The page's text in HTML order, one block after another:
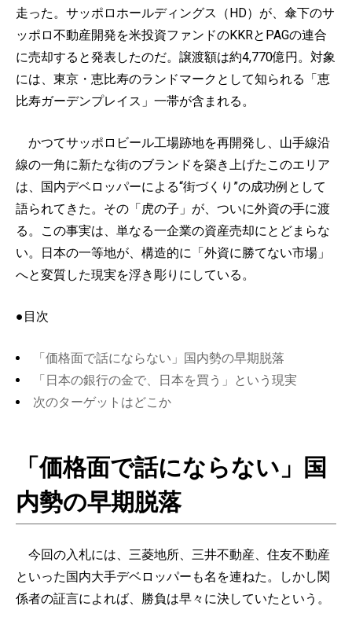
走った。サッポロホールディングス（HD）が、傘下のサ
ッポロ不動産開発を米投資ファンドのKKRとPAGの連合
に売却すると発表したのだ。譲渡額は約4,770億円。対象
には、東京・恵比寿のランドマークとして知られる「恵
比寿ガーデンプレイス」一帯が含まれる。
かつてサッポロビール工場跡地を再開発し、山手線沿
線の一角に新たな街のブランドを築き上げたこのエリア
は、国内デベロッパーによる“街づくり”の成功例として
語られてきた。その「虎の子」が、ついに外資の手に渡
る。この事実は、単なる一企業の資産売却にとどまらな
い。日本の一等地が、構造的に「外資に勝てない市場」
へと変質した現実を浮き彫りにしている。
●目次
「価格面で話にならない」国内勢の早期脱落
「日本の銀行の金で、日本を買う」という現実
次のターゲットはどこか
「価格面で話にならない」国
内勢の早期脱落
今回の入札には、三菱地所、三井不動産、住友不動産
といった国内大手デベロッパーも名を連ねた。しかし関
係者の証言によれば、勝負は早々に決していたという。